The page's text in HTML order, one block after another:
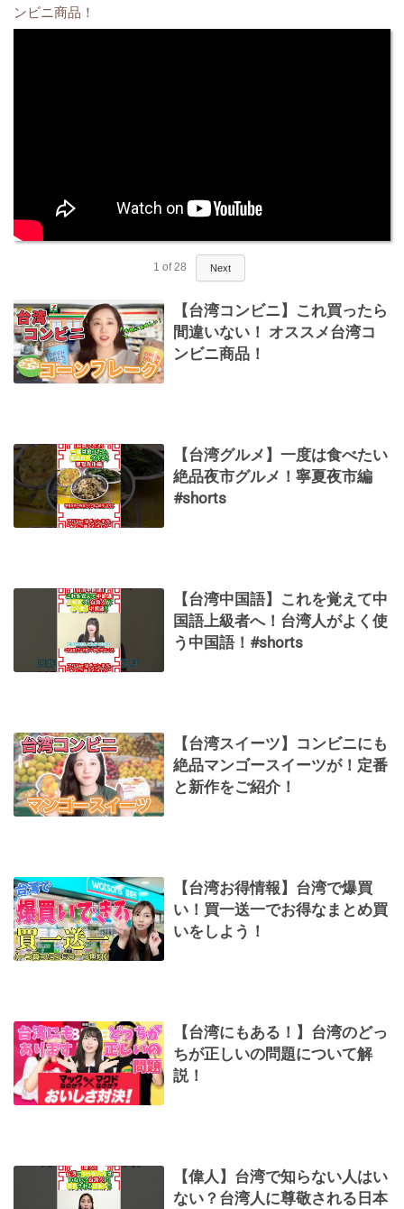
ンビニ商品！
1 of 28 Next
【台湾コンビニ】これ買ったら
間違いない！ オススメ台湾コ
ンビニ商品！
【台湾グルメ】一度は食べたい
絶品夜市グルメ！寧夏夜市編
#shorts
【台湾中国語】これを覚えて中
国語上級者へ！台湾人がよく使
う中国語！#shorts
【台湾スイーツ】コンビニにも
絶品マンゴースイーツが！定番
と新作をご紹介！
【台湾お得情報】台湾で爆買
い！買一送一でお得なまとめ買
いをしよう！
【台湾にもある！】台湾のどっ
ちが正しいの問題について解
説！
【偉人】台湾で知らない人はい
ない？台湾人に尊敬される日本